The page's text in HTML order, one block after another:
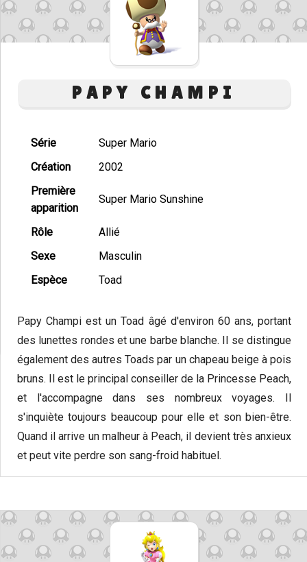
PAPY CHAMPI
Série
Super Mario
Création
2002
Première
apparition
Super Mario Sunshine
Rôle
Allié
Sexe
Masculin
Espèce
Toad
Papy Champi est un Toad âgé d'environ 60 ans, portant
des lunettes rondes et une barbe blanche. Il se distingue
également des autres Toads par un chapeau beige à pois
bruns. Il est le principal conseiller de la Princesse Peach,
et l'accompagne dans ses nombreux voyages. Il
s'inquiète toujours beaucoup pour elle et son bien-être.
Quand il arrive un malheur à Peach, il devient très anxieux
et peut vite perdre son sang-froid habituel.